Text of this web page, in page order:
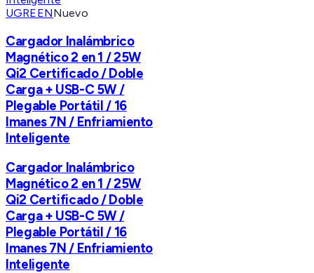
UGREENNuevo
Cargador Inalámbrico
Magnético 2 en 1 / 25W
Qi2 Certificado / Doble
Carga + USB-C 5W /
Plegable Portátil / 16
Imanes 7N / Enfriamiento
Inteligente
Cargador Inalámbrico
Magnético 2 en 1 / 25W
Qi2 Certificado / Doble
Carga + USB-C 5W /
Plegable Portátil / 16
Imanes 7N / Enfriamiento
Inteligente